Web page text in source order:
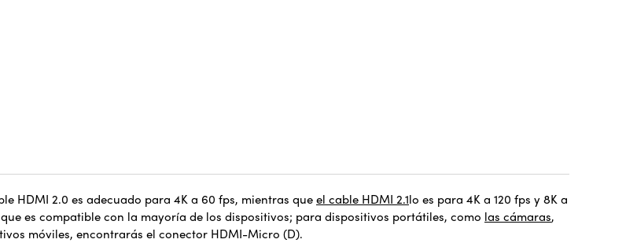
HDMI 2.0 es adecuado para 4K a 60 fps, mientras queel cable HDMI 2.1lo es para 4K a 120 fps y 8K a
es compatible con la mayoría de los dispositivos; para dispositivos portátiles, como las cámaras,
móviles, encontrarás el conector HDMI-Micro (D).